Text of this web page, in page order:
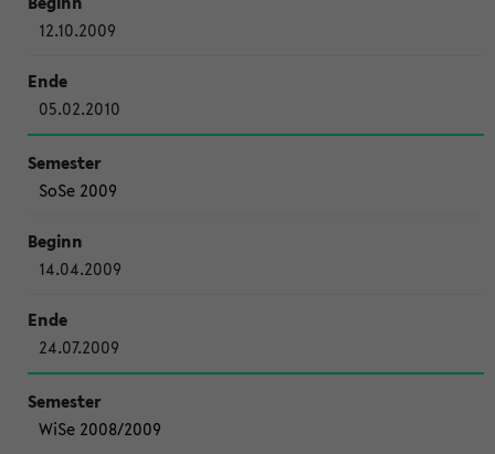
12.10.2009
05.02.2010
SoSe 2009
14.04.2009
24.07.2009
WiSe 2008/2009